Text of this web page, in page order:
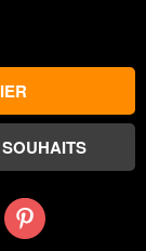
Pinterest